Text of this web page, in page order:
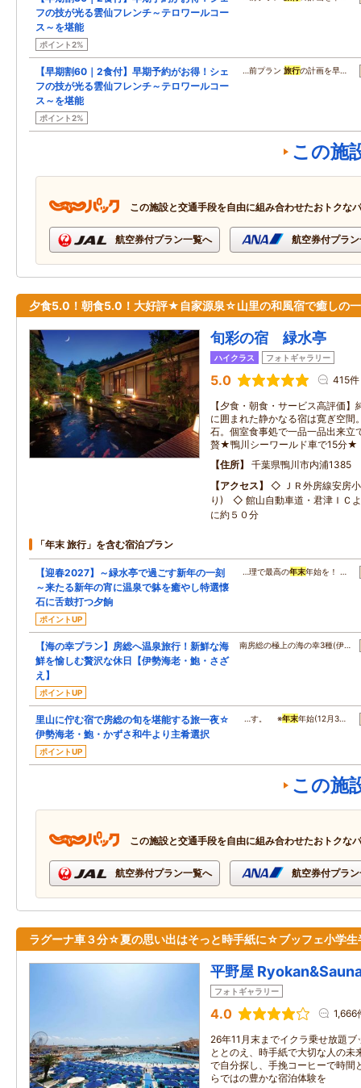
フの技が光る雲仙フレンチ～テロワールコー
ス～を堪能
ポイント2%
【早期割60｜2食付】早期予約がお得！シェ
フの技が光る雲仙フレンチ～テロワールコー
ス～を堪能
ポイント2%
…前プラン旅行の計画を早…
この施
この施設と交通手段を自由に組み合わせたおトクな
航空券付プラン一覧へ 航空券付プラ
夕食5.0！朝食5.0！大好評★自家源泉☆山里の和風宿で癒しの
旬彩の宿 緑水亭
ハイクラス フォトギャラリー
5.0 415件
【夕食・朝食・サービス高評価
に囲まれた静かなる宿は寛ぎ空間
石。個室食事処で一品一品出来立
贅★鴨川シーワールド車で15分★
住所
千葉県鴨川市内浦1385
アクセス
◇ ＪＲ外房線安房
り) ◇ 館山自動車道・君津ＩＣ
に約５０分
「年末 旅行」を含む宿泊プラン
【迎春2027】～緑水亭で過ごす新年の一刻
～来たる新年の宵に温泉で躰を癒やし特選懐
石に舌鼓打つ夕餉
ポイントUP
…理で最高の年末年始を！ …
【海の幸プラン】房総へ温泉旅行！新鮮な海
鮮を愉しむ贅沢な休日【伊勢海老・鮑・さざ
え】
ポイントUP
南房総の極上の海の幸3種(伊…
里山に佇む宿で房総の旬を堪能する旅一夜☆
伊勢海老・鮑・かずさ和牛より主肴選択
ポイントUP
…す。 ※年末年始(12月3…
この施
この施設と交通手段を自由に組み合わせたおトクな
航空券付プラン一覧へ 航空券付プラ
ラグーナ車３分☆夏の思い出はそっと時手紙に☆ブッフェ小学生
平野屋
フォトギャラリー
4.0 1,666
26年11月末までイクラ乗せ放題
ととのえ、時手紙で大切な人の未
で自分探し、手挽コーヒーで時間
らではの豊かな宿泊体験を